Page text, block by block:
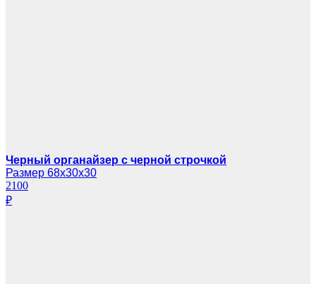
Черный органайзер с черной строчкой
Размер 68х30х30
2100
₽